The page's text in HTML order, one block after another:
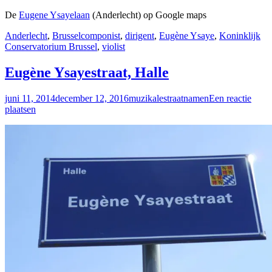
De Eugene Ysayelaan (Anderlecht) op Google maps
Anderlecht, Brusselcomponist, dirigent, Eugène Ysaye, Koninklijk
Conservatorium Brussel, violist
Eugène Ysayestraat, Halle
juni 11, 2014december 12, 2016muzikalestraatnamenEen reactie
plaatsen